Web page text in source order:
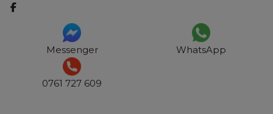
Messenger WhatsApp
0761 727 609